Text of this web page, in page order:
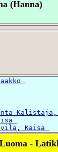
(Hanna)
Kalistaja,
Kaisa
Luoma -